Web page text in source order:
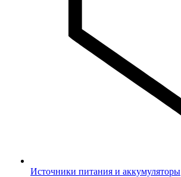
Источники питания и аккумуляторы